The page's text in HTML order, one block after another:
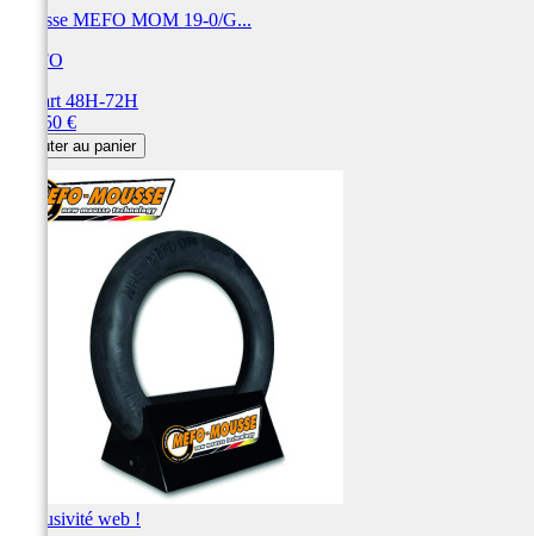
Mousse MEFO MOM 19-0/G...
MEFO
Départ 48H-72H
128,50 €
Ajouter au panier
Exclusivité web !